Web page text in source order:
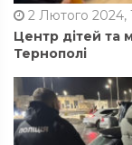
2 Лютого 2024,
Центр дітей та
Тернополі